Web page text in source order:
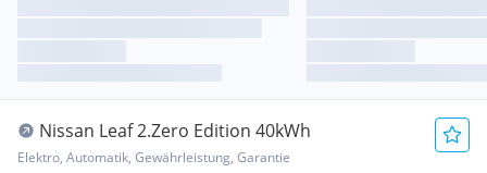
Nissan Leaf 2.Zero Edition 40kWh
Elektro, Automatik, Gewährleistung, Garantie